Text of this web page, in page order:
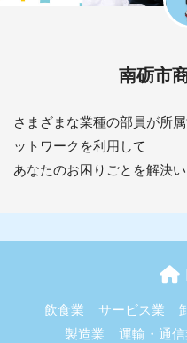
南砺市
さまざまな業種の部員が所
ットワークを利用して
あなたのお困りごとを解決い
飲食業 サービス業
製造業
運輸・通信